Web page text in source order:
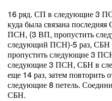
16 ряд. СП в следующие 3
куда была связана
ПСН, (3 ВП, пропустить
следующий ПСН)-5 раз,
пропустить следующие 3
следующие 3 ПСН, СБН в
еще 14 раз, затем повторить
следующие 8 петель.
СБН.